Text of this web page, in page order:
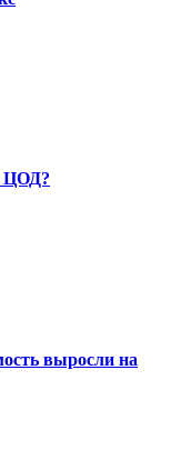
ЦОД?
выросли на